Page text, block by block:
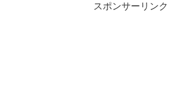
スポンサーリンク